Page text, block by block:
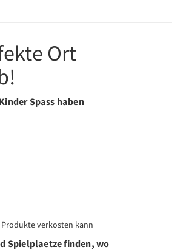
Ort
Spass haben
verkosten kann
Spielplaetze finden, wo